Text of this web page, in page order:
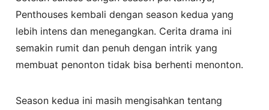
Penthouses kembali dengan season kedua yang
lebih intens dan menegangkan. Cerita drama ini
semakin rumit dan penuh dengan intrik yang
membuat penonton tidak bisa berhenti menonton.
Season kedua ini masih mengisahkan tentang